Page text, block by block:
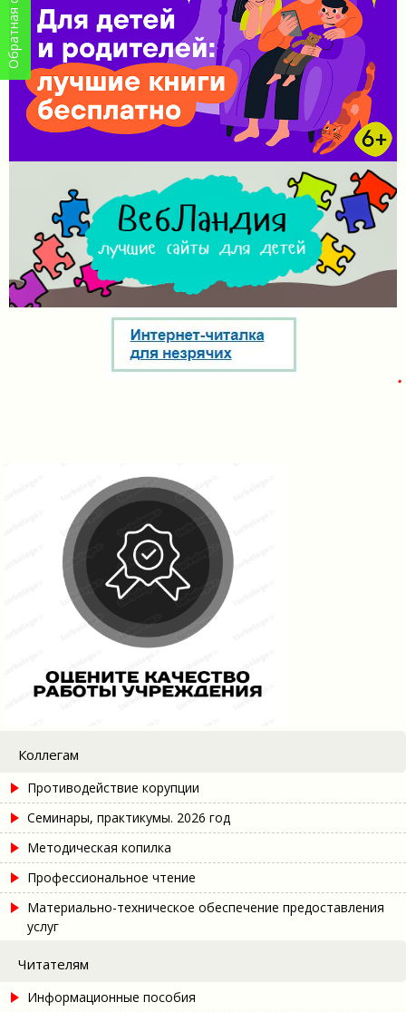
Коллегам
Противодействие корупции
Семинары, практикумы. 2026 год
Методическая копилка
Профессиональное чтение
Материально-техническое обеспечение предоставления
услуг
Читателям
Информационные пособия